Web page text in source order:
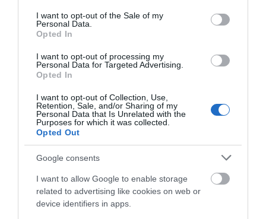
consent section.
I want to opt-out of the Sale of my
Personal Data.
Opted In
I want to opt-out of processing my
Personal Data for Targeted Advertising.
Opted In
I want to opt-out of Collection, Use,
Retention, Sale, and/or Sharing of my
Personal Data that Is Unrelated with the
Purposes for which it was collected.
Opted Out
Google consents
I want to allow Google to enable storage
related to advertising like cookies on web or
device identifiers in apps.
του από τη θάλασσα
07.08.2026 | 20:57
Ανακοινώθηκαν νέες προσλήψεις
σε δήμο της Εύβοιας: Δείτε εδώ
Ποιοι και γιατί θα πάρουν
διπλάσια σύνταξη τον Αύγουστο
Δείτε τι έκανε Δήμος της Εύβοιας
για τις φωτιές
ΠΕΡΙΣΣΟΤΕΡΑ ΑΠΟ ΕΙΔΗΣΕΙΣ ΕΥΒΟΙΑ